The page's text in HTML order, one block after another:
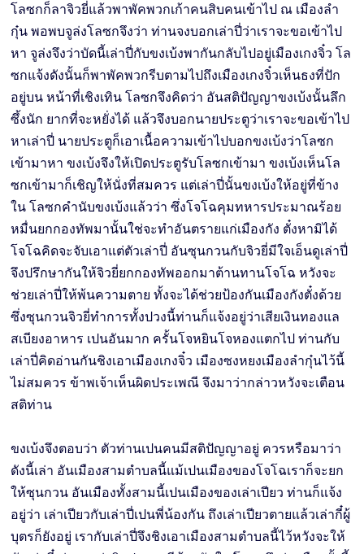
โลซกก็ลาจิวยี่แล้วพาพัคพวกเก้าคนสิบคนเข้าไป ณ เมืองลำ
กุ๋น พอพบจูล่งโลซกจึงว่า ท่านจงบอกเล่าปี่ว่าเราจะขอเข้าไป
หา จูล่งจึงว่าบัดนี้เล่าปี่กับขงเบ้งพากันกลับไปอยู่เมืองเกงจิ๋ว โล
ซกแจ้งดังนั้นก็พาพัคพวกรีบตามไปถึงเมืองเกงจิ๋วเห็นธงที่ปัก
อยู่บน หน้าที่เชิงเทิน โลซกจึงคิดว่า อันสติปัญญาขงเบ้งนั้นลึก
ซึ้งนัก ยากที่จะหยั่งได้ แล้วจึงบอกนายประตูว่าเราจะขอเข้าไป
หาเล่าปี่ นายประตูก็เอาเนื้อความเข้าไปบอกขงเบ้งว่าโลซก
เข้ามาหา ขงเบ้งจึงให้เปิดประตูรับโลซกเข้ามา ขงเบ้งเห็นโล
ซกเข้ามาก็เชิญให้นั่งที่สมควร แต่เล่าปี่นั้นขงเบ้งให้อยู่ที่ข้าง
ใน โลซกคำนับขงเบ้งแล้วว่า ซึ่งโจโฉคุมทหารประมาณร้อย
หมื่นยกกองทัพมานั้นใช่จะทำอันตรายแก่เมืองกัง ตั๋งหามิได้
โจโฉคิดจะจับเอาแต่ตัวเล่าปี่ อันซุนกวนกับจิวยี่มีใจเอ็นดูเล่าปี่
จึงปรึกษากันให้จิวยี่ยกกองทัพออกมาต้านทานโจโฉ หวังจะ
ช่วยเล่าปี่ให้พ้นความตาย ทั้งจะได้ช่วยป้องกันเมืองกังตั๋งด้วย
ซึ่งซุนกวนจิวยี่ทำการทั้งปวงนี้ท่านก็แจ้งอยู่ว่าเสียเงินทองแล
สเบียงอาหาร เปนอันมาก ครั้นโจหยินโจหองแตกไป ท่านกับ
เล่าปี่คิดอ่านกันชิงเอาเมืองเกงจิ๋ว เมืองซงหยงเมืองลำกุ๋นไว้นี้
ไม่สมควร ข้าพเจ้าเห็นผิดประเพณี จึงมาว่ากล่าวหวังจะเตือน
สติท่าน
ขงเบ้งจึงตอบว่า ตัวท่านเปนคนมีสติปัญญาอยู่ ควรหรือมาว่า
ดังนี้เล่า อันเมืองสามตำบลนี้แม้เปนเมืองของโจโฉเราก็จะยก
ให้ซุนกวน อันเมืองทั้งสามนี้เปนเมืองของเล่าเปียว ท่านก็แจ้ง
อยู่ว่า เล่าเปียวกับเล่าปี่เปนพี่น้องกัน ถึงเล่าเปียวตายแล้วเล่ากี๋ผู้
บุตรก็ยังอยู่ เรากับเล่าปี่จึงชิงเอาเมืองสามตำบลนี้ไว้หวังจะให้